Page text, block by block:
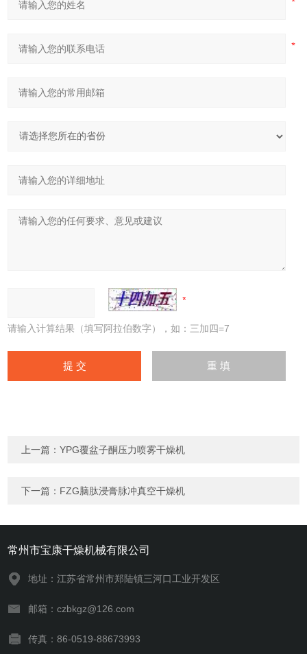
请输入计算结果（填写阿拉伯数字），如：三加四=7
上一篇：YPG覆盆子酮压力喷雾干燥机
下一篇： FZG脑肽浸膏脉冲真空干燥机
常州市宝康干燥机械有限公司
地址：江苏省常州市郑陆镇三河口工业开发区
邮箱：czbkgz@126.com
传真：86-0519-88673993